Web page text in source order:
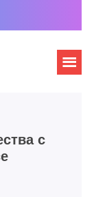
с